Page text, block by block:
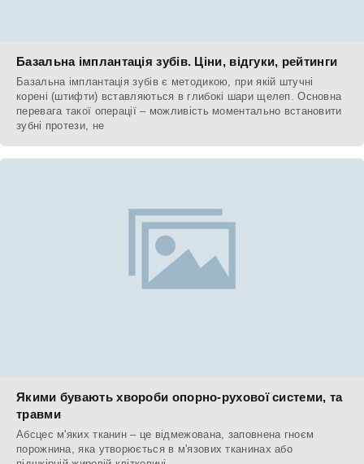
Базальна імплантація зубів. Ціни, відгуки, рейтинги
Базальна імплантація зубів є методикою, при якій штучні
корені (штифти) вставляються в глибокі шари щелеп. Основна
перевага такої операції – можливість моментально встановити
зубні протези, не
Якими бувають хвороби опорно-рухової системи, та
травми
Абсцес м'яких тканин – це відмежована, заповнена гноєм
порожнина, яка утворюється в м'язових тканинах або